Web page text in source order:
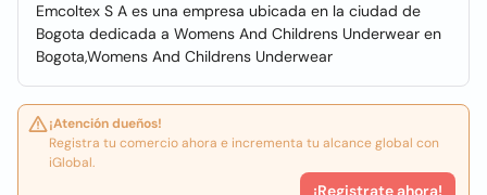
Emcoltex S A es una empresa ubicada en la ciudad de
Bogota dedicada a Womens And Childrens Underwear en
Bogota,Womens And Childrens Underwear
¡Atención dueños!
Registra tu comercio ahora e incrementa tu alcance global con
iGlobal.
¡Registrate ahora!